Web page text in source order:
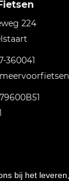
224
360041
bij het